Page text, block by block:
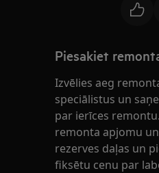
Piesakiet
Izvēlies aeg
speciālistus un
par ierīces
remonta apjomu
rezerves daļas un
fiksētu cenu par